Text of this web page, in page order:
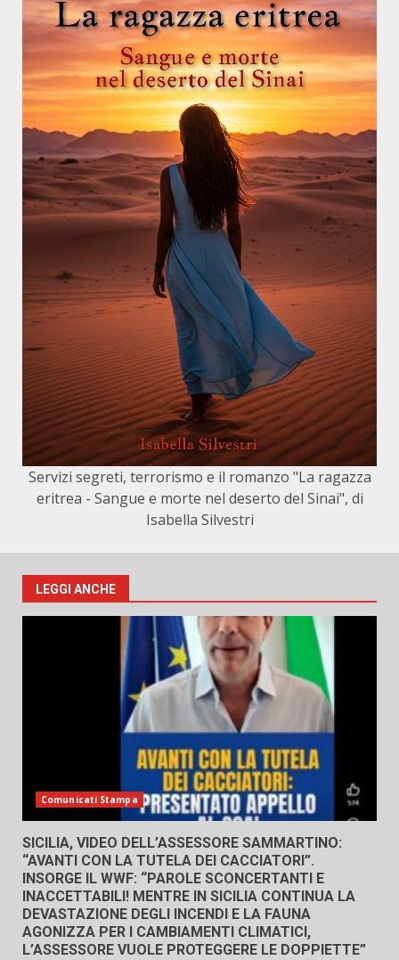
Servizi segreti, terrorismo e il romanzo "La ragazza
eritrea - Sangue e morte nel deserto del Sinai", di
Isabella Silvestri
LEGGI ANCHE
Comunicati Stampa
SICILIA, VIDEO DELL’ASSESSORE SAMMARTINO:
“AVANTI CON LA TUTELA DEI CACCIATORI”.
INSORGE IL WWF: “PAROLE SCONCERTANTI E
INACCETTABILI! MENTRE IN SICILIA CONTINUA LA
DEVASTAZIONE DEGLI INCENDI E LA FAUNA
AGONIZZA PER I CAMBIAMENTI CLIMATICI,
L’ASSESSORE VUOLE PROTEGGERE LE DOPPIETTE”